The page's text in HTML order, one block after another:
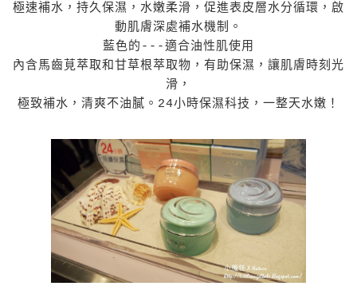
極速補水，持久保濕，水嫩柔滑，促進表皮層水分循環，啟
動肌膚深處補水機制。
藍色的---適合油性肌使用
內含馬齒莧萃取和甘草根萃取物，有助保濕，讓肌膚時刻光
滑，
極致補水，清爽不油膩。24小時保濕科技，一整天水嫩！